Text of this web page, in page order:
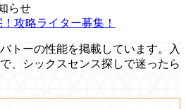
らせ
攻略ライター募集！
トーの性能を掲載しています。入
、シックスセンス探しで迷ったら